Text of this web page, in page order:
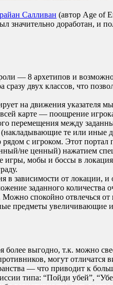
Салливан (автор Age of
значительно доработан, и
— 8 архетипов и
двух классов, что
на движения
карте — поощрение
перемещения между
те или иные
с игроком. Этот
не ценный) нажатием
игры, мобы и боссы в
в зависимости от локации, и
заданного количества
Можно спокойно отвлечься
предметы увеличивающие
более выгодно, т.к. можно
могут отличатся
— что приводит к
типа: “Пойди убей”,